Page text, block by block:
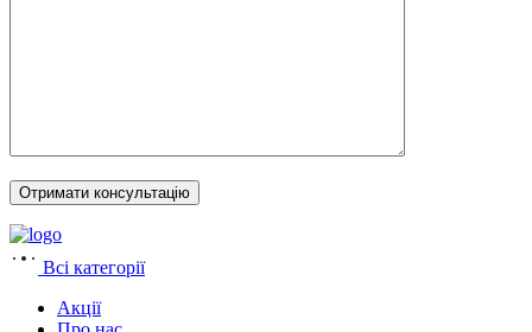
Всі категорії
Акції